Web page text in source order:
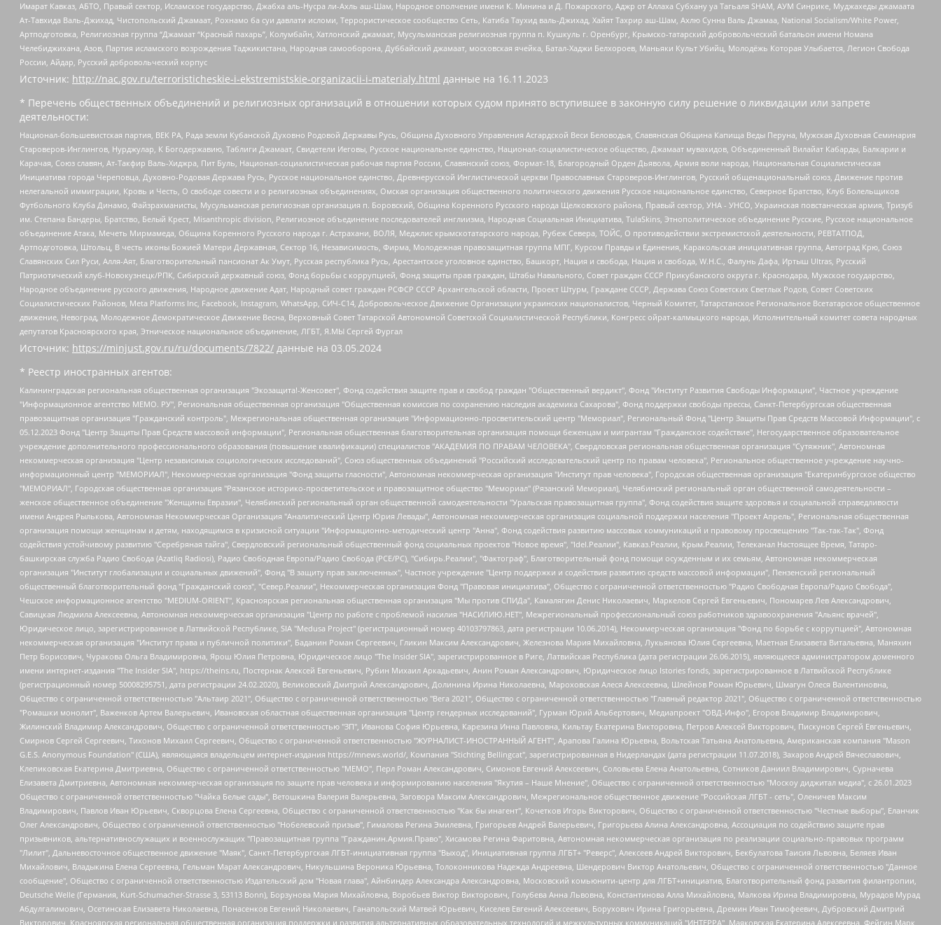
Имарат Кавказ, АБТО, Правый сектор, Исламское государство, Джабха аль-Нусра ли-Ахль аш-Шам, Народное ополчение имени К. Минина и Д. Пожарского, Аджр от Аллаха Субхану уа Тагьаля SHAM, АУМ Синрике, Муджахеды джамаата
Ат-Тавхида Валь-Джихад, Чистопольский Джамаат, Рохнамо ба суи давлати исломи, Террористическое сообщество Сеть, Катиба Таухид валь-Джихад, Хайят Тахрир аш-Шам, Ахлю Сунна Валь Джамаа, National Socialism/White Power,
Артподготовка, Религиозная группа “Джамаат “Красный пахарь”, Колумбайн, Хатлонский джамаат, Мусульманская религиозная группа п. Кушкуль г. Оренбург, Крымско-татарский добровольческий батальон имени Номана
Челебиджихана, Азов, Партия исламского возрождения Таджикистана, Народная самооборона, Дуббайский джамаат, московская ячейка, Батал-Хаджи Белхороев, Маньяки Культ Убийц, Молодёжь Которая Улыбается, Легион Свобода
России, Айдар, Русский добровольческий корпус
Источник: http://nac.gov.ru/terroristicheskie-i-ekstremistskie-organizacii-i-materialy.html данные на 16.11.2023
* Перечень общественных объединений и религиозных организаций в отношении которых судом принято вступившее в законную силу решение о ликвидации или запрете
деятельности:
Национал-большевистская партия, ВЕК РА, Рада земли Кубанской Духовно Родовой Державы Русь, Община Духовного Управления Асгардской Веси Беловодья, Славянская Община Капища Веды Перуна, Мужская Духовная Семинария
Староверов-Инглингов, Нурджулар, К Богодержавию, Таблиги Джамаат, Свидетели Иеговы, Русское национальное единство, Национал-социалистическое общество, Джамаат мувахидов, Объединенный Вилайат Кабарды, Балкарии и
Карачая, Союз славян, Ат-Такфир Валь-Хиджра, Пит Буль, Национал-социалистическая рабочая партия России, Славянский союз, Формат-18, Благородный Орден Дьявола, Армия воли народа, Национальная Социалистическая
Инициатива города Череповца, Духовно-Родовая Держава Русь, Русское национальное единство, Древнерусской Инглистической церкви Православных Староверов-Инглингов, Русский общенациональный союз, Движение против
нелегальной иммиграции, Кровь и Честь, О свободе совести и о религиозных объединениях, Омская организация общественного политического движения Русское национальное единство, Северное Братство, Клуб Болельщиков
Футбольного Клуба Динамо, Файзрахманисты, Мусульманская религиозная организация п. Боровский, Община Коренного Русского народа Щелковского района, Правый сектор, УНА - УНСО, Украинская повстанческая армия, Тризуб
им. Степана Бандеры, Братство, Белый Крест, Misanthropic division, Религиозное объединение последователей инглиизма, Народная Социальная Инициатива, TulaSkins, Этнополитическое объединение Русские, Русское национальное
объединение Атака, Мечеть Мирмамеда, Община Коренного Русского народа г. Астрахани, ВОЛЯ, Меджлис крымскотатарского народа, Рубеж Севера, ТОЙС, О противодействии экстремистской деятельности, РЕВТАТПОД,
Артподготовка, Штольц, В честь иконы Божией Матери Державная, Сектор 16, Независимость, Фирма, Молодежная правозащитная группа МПГ, Курсом Правды и Единения, Каракольская инициативная группа, Автоград Крю, Союз
Славянских Сил Руси, Алля-Аят, Благотворительный пансионат Ак Умут, Русская республика Русь, Арестантское уголовное единство, Башкорт, Нация и свобода, Нация и свобода, W.H.С., Фалунь Дафа, Иртыш Ultras, Русский
Патриотический клуб-Новокузнецк/РПК, Сибирский державный союз, Фонд борьбы с коррупцией, Фонд защиты прав граждан, Штабы Навального, Совет граждан СССР Прикубанского округа г. Краснодара, Мужское государство,
Народное объединение русского движения, Народное движение Адат, Народный совет граждан РСФСР СССР Архангельской области, Проект Штурм, Граждане СССР, Держава Союз Советских Светлых Родов, Совет Советских
Социалистических Районов, Meta Platforms Inc, Facebook, Instagram, WhatsApp, СИЧ-С14, Добровольческое Движение Организации украинских националистов, Черный Комитет, Татарстанское Региональное Всетатарское общественное
движение, Невоград, Молодежное Демократическое Движение Весна, Верховный Совет Татарской Автономной Советской Социалистической Республики, Конгресс ойрат-калмыцкого народа, Исполнительный комитет совета народных
депутатов Красноярского края, Этническое национальное объединение, ЛГБТ, Я.МЫ Сергей Фургал
Источник: https://minjust.gov.ru/ru/documents/7822/ данные на 03.05.2024
* Реестр иностранных агентов:
Калининградская региональная общественная организация "Экозащита!-Женсовет", Фонд содействия защите прав и свобод граждан "Общественный вердикт", Фонд "Институт Развития Свободы Информации", Частное учреждение "Информационное агентство МЕМО. РУ", Региональная общественная организация "Общественная комиссия по сохранению наследия академика Сахарова", Фонд поддержки свободы прессы, Санкт-Петербургская общественная правозащитная организация "Гражданский контроль", Межрегиональная общественная организация "Информационно-просветительский центр "Мемориал", Региональный Фонд "Центр Защиты Прав Средств Массовой Информации", с 05.12.2023 Фонд "Центр Защиты Прав Средств массовой информации", Региональная общественная благотворительная организация помощи беженцам и мигрантам "Гражданское содействие", Негосударственное образовательное учреждение дополнительного профессионального образования (повышение квалификации) специалистов "АКАДЕМИЯ ПО ПРАВАМ ЧЕЛОВЕКА", Свердловская региональная общественная организация "Сутяжник", Автономная некоммерческая организация "Центр независимых социологических исследований", Союз общественных объединений "Российский исследовательский центр по правам человека", Региональное общественное учреждение научно-информационный центр "МЕМОРИАЛ", Некоммерческая организация "Фонд защиты гласности", Автономная некоммерческая организация "Институт прав человека", Городская общественная организация "Екатеринбургское общество "МЕМОРИАЛ", Городская общественная организация "Рязанское историко-просветительское и правозащитное общество "Мемориал" (Рязанский Мемориал), Челябинский региональный орган общественной самодеятельности – женское общественное объединение "Женщины Евразии", Челябинский региональный орган общественной самодеятельности "Уральская правозащитная группа", Фонд содействия защите здоровья и социальной справедливости имени Андрея Рылькова, Автономная Некоммерческая Организация "Аналитический Центр Юрия Левады", Автономная некоммерческая организация социальной поддержки населения "Проект Апрель", Региональная общественная организация помощи женщинам и детям, находящимся в кризисной ситуации "Информационно-методический центр "Анна", Фонд содействия развитию массовых коммуникаций и правовому просвещению "Так-так-Так", Фонд содействия устойчивому развитию "Серебряная тайга", Свердловский региональный общественный фонд социальных проектов "Новое время", "Idel.Реалии", Кавказ.Реалии, Крым.Реалии, Телеканал Настоящее Время, Татаро-башкирская служба Радио Свобода (Azatliq Radiosi), Радио Свободная Европа/Радио Свобода (PCE/PC), "Сибирь.Реалии", "Фактограф", Благотворительный фонд помощи осужденным и их семьям, Автономная некоммерческая организация "Институт глобализации и социальных движений", Фонд "В защиту прав заключенных", Частное учреждение "Центр поддержки и содействия развитию средств массовой информации", Пензенский региональный общественный благотворительный фонд "Гражданский союз", "Север.Реалии", Некоммерческая организация Фонд "Правовая инициатива", Общество с ограниченной ответственностью "Радио Свободная Европа/Радио Свобода", Чешское информационное агентство "MEDIUM-ORIENT", Красноярская региональная общественная организация "Мы против СПИДа", Камалягин Денис Николаевич, Маркелов Сергей Евгеньевич, Пономарев Лев Александрович, Савицкая Людмила Алексеевна, Автономная некоммерческая организация "Центр по работе с проблемой насилия "НАСИЛИЮ.НЕТ", Межрегиональный профессиональный союз работников здравоохранения "Альянс врачей", Юридическое лицо, зарегистрированное в Латвийской Республике, SIA "Medusa Project" (регистрационный номер 40103797863, дата регистрации 10.06.2014), Некоммерческая организация "Фонд по борьбе с коррупцией", Автономная некоммерческая организация "Институт права и публичной политики", Баданин Роман Сергеевич, Гликин Максим Александрович, Железнова Мария Михайловна, Лукьянова Юлия Сергеевна, Маетная Елизавета Витальевна, Маняхин Петр Борисович, Чуракова Ольга Владимировна, Ярош Юлия Петровна, Юридическое лицо "The Insider SIA", зарегистрированное в Риге, Латвийская Республика (дата регистрации 26.06.2015), являющееся администратором доменного имени интернет-издания "The Insider SIA", https://theins.ru, Постернак Алексей Евгеньевич, Рубин Михаил Аркадьевич, Анин Роман Александрович, Юридическое лицо Istories fonds, зарегистрированное в Латвийской Республике (регистрационный номер 50008295751, дата регистрации 24.02.2020), Великовский Дмитрий Александрович, Долинина Ирина Николаевна, Мароховская Алеся Алексеевна, Шлейнов Роман Юрьевич, Шмагун Олеся Валентиновна, Общество с ограниченной ответственностью "Альтаир 2021", Общество с ограниченной ответственностью "Вега 2021", Общество с ограниченной ответственностью "Главный редактор 2021", Общество с ограниченной ответственностью "Ромашки монолит", Важенков Артем Валерьевич, Ивановская областная общественная организация "Центр гендерных исследований", Гурман Юрий Альбертович, Медиапроект "ОВД-Инфо", Егоров Владимир Владимирович, Жилинский Владимир Александрович, Общество с ограниченной ответственностью "ЗП", Иванова София Юрьевна, Карезина Инна Павловна, Кильтау Екатерина Викторовна, Петров Алексей Викторович, Пискунов Сергей Евгеньевич, Смирнов Сергей Сергеевич, Тихонов Михаил Сергеевич, Общество с ограниченной ответственностью "ЖУРНАЛИСТ-ИНОСТРАННЫЙ АГЕНТ", Арапова Галина Юрьевна, Вольтская Татьяна Анатольевна, Американская компания "Mason G.E.S. Anonymous Foundation" (США), являющаяся владельцем интернет-издания https://mnews.world/, Компания "Stichting Bellingcat", зарегистрированная в Нидерландах (дата регистрации 11.07.2018), Захаров Андрей Вячеславович, Клепиковская Екатерина Дмитриевна, Общество с ограниченной ответственностью "МЕМО", Перл Роман Александрович, Симонов Евгений Алексеевич, Соловьева Елена Анатольевна, Сотников Даниил Владимирович, Сурначева Елизавета Дмитриевна, Автономная некоммерческая организация по защите прав человека и информированию населения "Якутия – Наше Мнение", Общество с ограниченной ответственностью "Москоу диджитал медиа", с 26.01.2023 Общество с ограниченной ответственностью "Чайка Белые сады", Ветошкина Валерия Валерьевна, Заговора Максим Александрович, Межрегиональное общественное движение "Российская ЛГБТ - сеть", Оленичев Максим Владимирович, Павлов Иван Юрьевич, Скворцова Елена Сергеевна, Общество с ограниченной ответственностью "Как бы инагент", Кочетков Игорь Викторович, Общество с ограниченной ответственностью "Честные выборы", Еланчик Олег Александрович, Общество с ограниченной ответственностью "Нобелевский призыв", Гималова Регина Эмилевна, Григорьев Андрей Валерьевич, Григорьева Алина Александровна, Ассоциация по содействию защите прав призывников, альтернативнослужащих и военнослужащих "Правозащитная группа "Гражданин.Армия.Право", Хисамова Регина Фаритовна, Автономная некоммерческая организация по реализации социально-правовых программ "Лилит", Дальневосточное общественное движение "Маяк", Санкт-Петербургская ЛГБТ-инициативная группа "Выход", Инициативная группа ЛГБТ+ "Реверс", Алексеев Андрей Викторович, Бекбулатова Таисия Львовна, Беляев Иван Михайлович, Владыкина Елена Сергеевна, Гельман Марат Александрович, Никульшина Вероника Юрьевна, Толоконникова Надежда Андреевна, Шендерович Виктор Анатольевич, Общество с ограниченной ответственностью "Данное сообщение", Общество с ограниченной ответственностью Издательский дом "Новая глава", Айнбиндер Александра Александровна, Московский комьюнити-центр для ЛГБТ+инициатив, Благотворительный фонд развития филантропии, Deutsche Welle (Германия, Kurt-Schumacher-Strasse 3, 53113 Bonn), Борзунова Мария Михайловна, Воробьев Виктор Викторович, Голубева Анна Львовна, Константинова Алла Михайловна, Малкова Ирина Владимировна, Мурадов Мурад Абдулгалимович, Осетинская Елизавета Николаевна, Понасенков Евгений Николаевич, Ганапольский Матвей Юрьевич, Киселев Евгений Алексеевич, Борухович Ирина Григорьевна, Дремин Иван Тимофеевич, Дубровский Дмитрий Викторович, Красноярская региональная общественная организация поддержки и развития альтернативных образовательных технологий и межкультурных коммуникаций "ИНТЕРРА", Маяковская Екатерина Алексеевна, Фейгин Марк Захарович, Филимонов Андрей Викторович, Дзугкоева Регина Николаевна, Доброхотов Роман Александрович, Дудь Юрий Александрович, Елкин Сергей Владимирович, Кругликов Кирилл Игоревич, Сабунаева Мария Леонидовна, Семенов Алексей Владимирович, Шаинян Карен Багратович, Шульман Екатерина Михайловна, Асафьев Артур Валерьевич, Вахштайн Виктор Семенович, Венедиктов Алексей Алексеевич, Лушникова Екатерина Евгеньевна, Волков Леонид Михайлович, Невзоров Александр Глебович, Пархоменко Сергей Борисович, Сироткин Ярослав Николаевич, Кара-Мурза Владимир Владимирович, Баранова Наталья Владимировна, Гозман Леонид Яковлевич, Кагарлицкий Борис Юльевич, Климарев Михаил Валерьевич, Милов Владимир Станиславович, Автономная некоммерческая организация Краснодарский центр современного искусства "Типография", Моргенштерн Алишер Тагирович, Соболь Любовь Эдуардовна, Общество с ограниченной ответственностью "ЛИЗА НОРМ", Каспаров Гарри Кимович, Ходорковский Михаил Борисович, Общество с ограниченной ответственностью "Апрельские тезисы", Данилович Ирина Брониславовна, Кашин Олег Владимирович, Петров Николай Владимирович, Пивоваров Алексей Владимирович, Соколов Михаил Владимирович, Цветкова Юлия Владимировна, Чичваркин Евгений Александрович, Комитет против пыток/Команда против пыток, Общество с ограниченной ответственностью "Первый научный", Общество с ограниченной ответственностью "Вертолет и ко", Белоцерковская Вероника Борисовна, Кац Максим Евгеньевич, Лазарева Татьяна Юрьевна, Шаведдинов Руслан Табризович, Яшин Илья Валерьевич, Общество с ограниченной ответственностью "Иноагент ААВ", Алешковский Дмитрий Петрович, Альбац Евгения Марковна, Быков Дмитрий Львович, Галямина Юлия Евгеньевна, Лойко Сергей Леонидович, Мартынов Кирилл Константинович, Медведев Сергей Александрович, Крашенинников Федор Геннадиевич, Гордеева Катерина Вл